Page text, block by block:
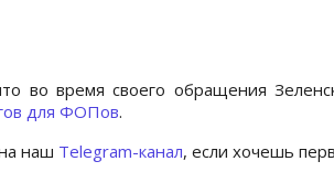
во время своего обращения
для ФОПов.
наш Telegram-канал, если хочешь